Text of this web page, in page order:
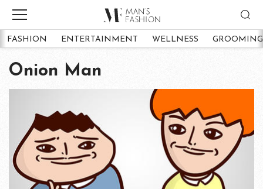
FASHION ENTERTAINMENT WELLNESS GROOMING
Onion Man